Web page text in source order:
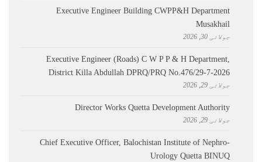
Executive Engineer Building CWPP&H Department
Musakhail
جولائی 30, 2026
Executive Engineer (Roads) C W P P & H Department,
District Killa Abdullah ​DPRQ/PRQ No.476/29-7-2026
جولائی 29, 2026
Director Works Quetta Development Authority
جولائی 29, 2026
Chief Executive Officer, Balochistan Institute of Nephro-
Urology Quetta BINUQ